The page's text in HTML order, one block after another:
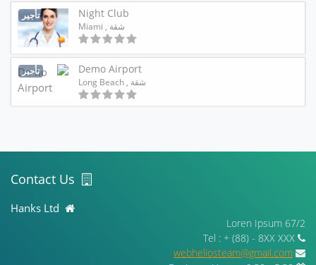
تأجير Night Club
شقة , Miami
تأجير Demo Airport
شقة , Long Beach
67/2 Loren Ipsum
webheliosteam@gmail.com